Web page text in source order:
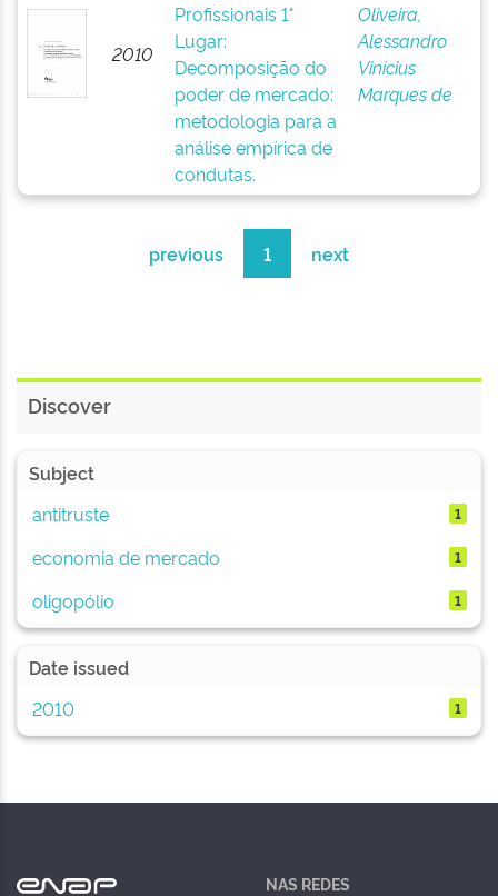
2010
Profissionais 1°
Lugar:
Decomposição do
poder de mercado:
metodologia para a
análise empírica de
condutas.
Oliveira,
Alessandro
Vinícius
Marques de
previous 1 next
Discover
Subject
antitruste
1
economia de mercado 1
oligopólio 1
Date issued
2010
1
NAS REDES